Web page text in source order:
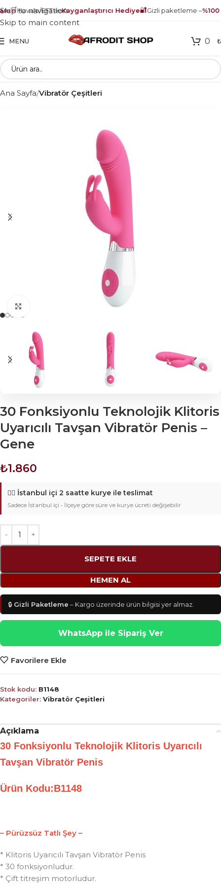
🛒Havale/EFT ileKayganlaştırıcı Hediye🔐Gizli paketleme –%100
Skip to navigation
Skip to main content
MENU 0 ₺
Ana Sayfa Vibratör Çeşitleri
30 Fonksiyonlu Teknolojik Klitoris
Uyarıcılı Tavşan Vibratör Penis –
Gene
₺1.860
🚴‍♂️ İstanbul içi 2 saatte kurye ile teslimat
Sadece İstanbul içi • İlçeye göre süre ve kurye ücreti değişebilir
SEPETE EKLE
HEMEN AL
🔒 Gizli Paketleme – Kargo üzerinde ürün bilgisi yer almaz.
WhatsApp ile Sipariş Ver
Favorilere Ekle
Stok kodu: B1148
Kategoriler: Vibratör Çeşitleri
Açıklama
30 Fonksiyonlu Teknolojik Klitoris Uyarıcılı
Tavşan Vibratör Penis
Ürün Kodu:B1148
– Pürüzsüz Tatlı Şey –
* Klitoris Uyarıcılı Tavşan Vibratör Penis
* 30 fonksiyonludur.
* Çift titreşim motorludur.